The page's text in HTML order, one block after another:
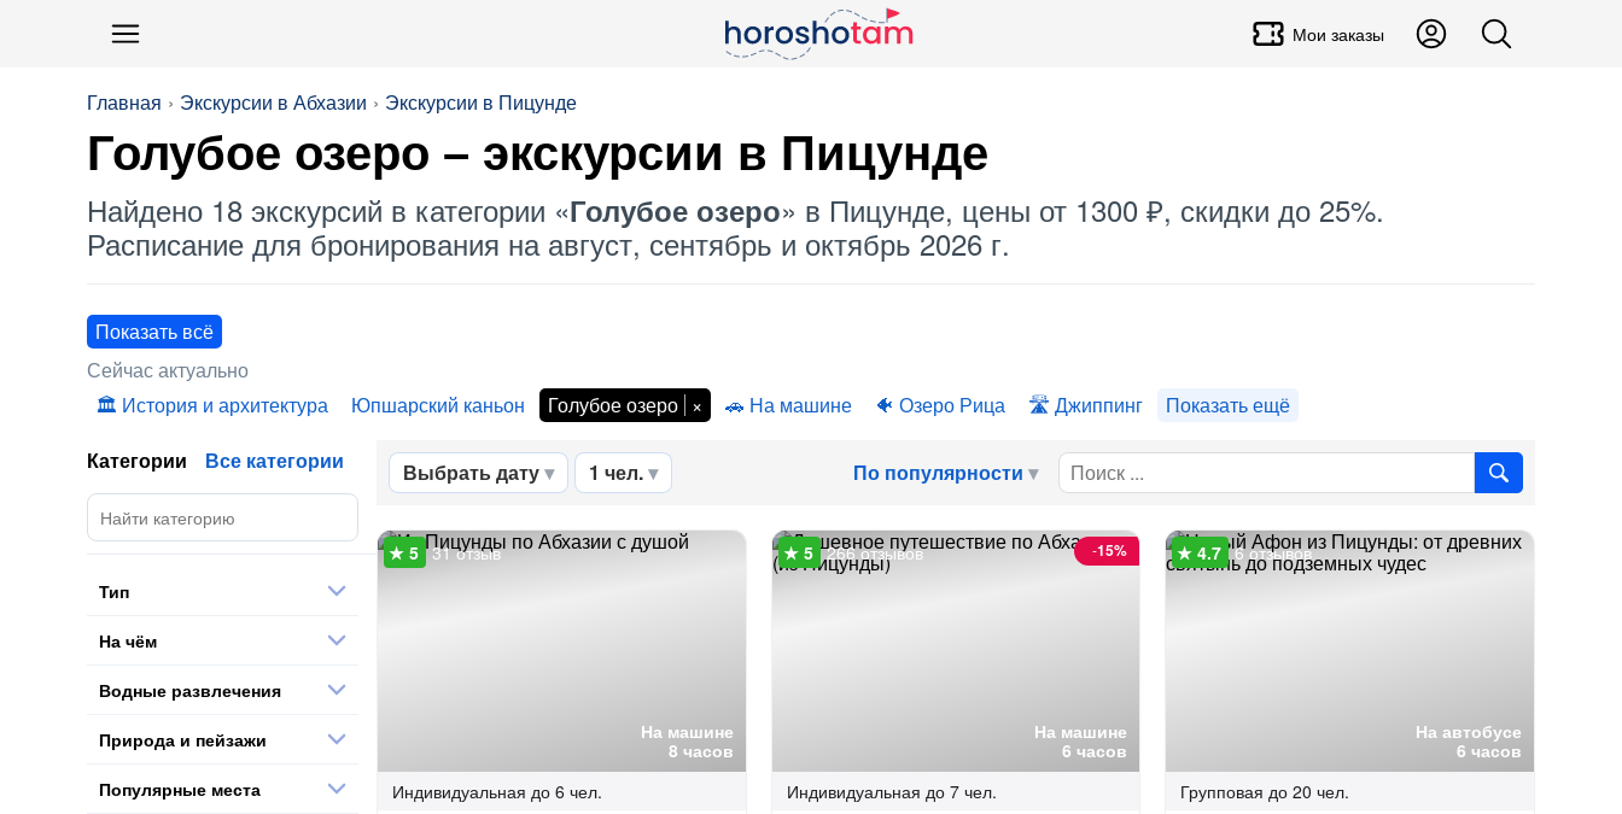
Мои заказы
Главная Экскурсии в Абхазии Экскурсии в Пицунде
Голубое озеро – экскурсии в Пицунде
Найдено 18 экскурсий в категории «Голубое озеро» в Пицунде, цены от 1300 ₽, скидки до 25%.
Расписание для бронирования на август, сентябрь и октябрь 2026 г.
Показать всё
Сейчас актуально
История и архитектура
Юпшарский каньон Голубое озеро На машине Озеро Рица Джиппинг Показать ещё
Выбрать дату 1 чел. По популярности
На машине
8 часов
31 отзыв
Индивидуальная до 6 чел.
На машине
6 часов
-15%
266 отзывов
Индивидуальная до 7 чел.
На автобусе
6 часов
6 отзывов
Групповая до 20 чел.
Категории Все категории
Тип
На чём
Водные развлечения
Природа и пейзажи
Популярные места